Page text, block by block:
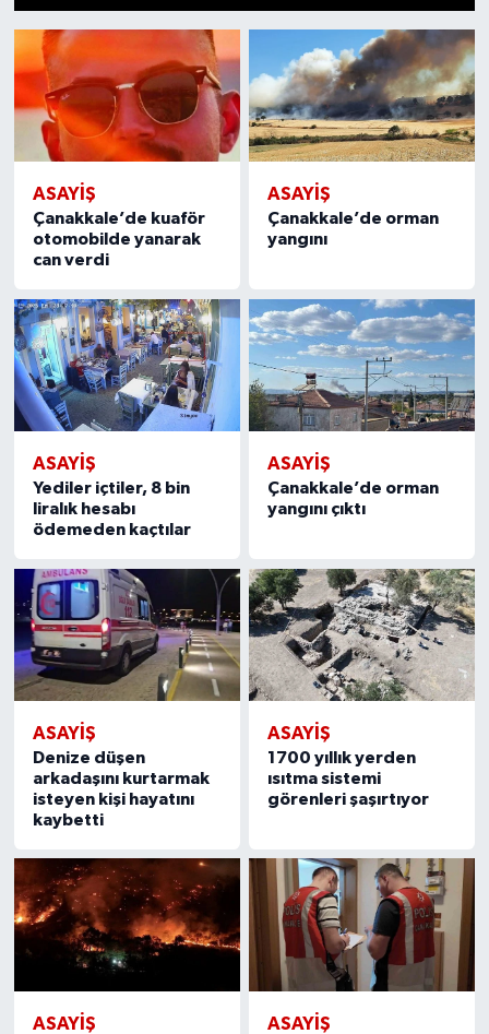
ASAYIŞ
Çanakkale’de kuaför
otomobilde yanarak
can verdi
ASAYIŞ
Çanakkale’de orman
yangını
ASAYIŞ
Yediler içtiler, 8 bin
liralık hesabı
ödemeden kaçtılar
ASAYIŞ
Çanakkale’de orman
yangını çıktı
ASAYIŞ
Denize düşen
arkadaşını kurtarmak
isteyen kişi hayatını
kaybetti
ASAYIŞ
1700 yıllık yerden
ısıtma sistemi
görenleri şaşırtıyor
ASAYIŞ ASAYIŞ
Magazin
Özel Haber
Sağlık
Siyaset
Son Dakika
Spor